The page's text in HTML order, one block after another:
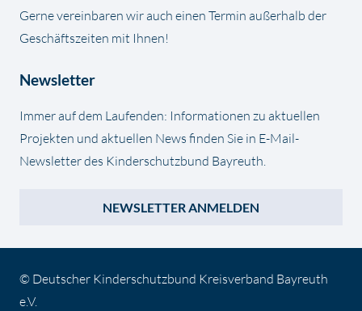
Gerne vereinbaren wir auch einen Termin außerhalb der
Geschäftszeiten mit Ihnen!
Newsletter
Immer auf dem Laufenden: Informationen zu aktuellen
Projekten und aktuellen News finden Sie in E-Mail-
Newsletter des Kinderschutzbund Bayreuth.
NEWSLETTER ANMELDEN
© Deutscher Kinderschutzbund Kreisverband Bayreuth
e.V.